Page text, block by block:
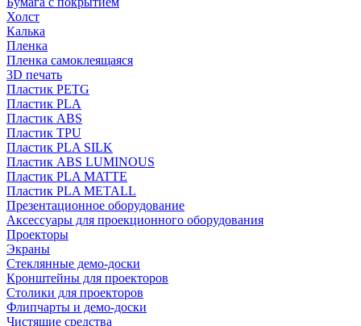
Холст
Калька
Пленка
Пленка самоклеящаяся
3D печать
Пластик PETG
Пластик PLA
Пластик ABS
Пластик TPU
Пластик PLA SILK
Пластик ABS LUMINOUS
Пластик PLA MATTE
Пластик PLA METALL
Презентационное оборудование
Аксессуары для проекционного оборудования
Проекторы
Экраны
Стеклянные демо-доски
Кронштейны для проекторов
Столики для проекторов
Флипчарты и демо-доски
Чистящие средства